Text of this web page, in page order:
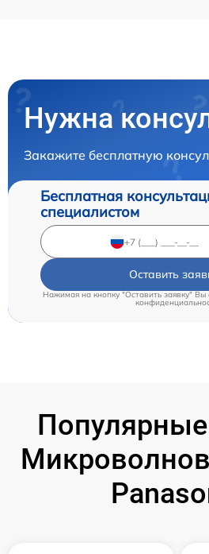
Нужна
Закажите бесплатную
Бесплатная
специалистом
Оставить
Нажимая на кнопку "Оставить заявку" Вы